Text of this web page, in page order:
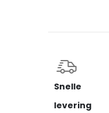
Snelle
levering